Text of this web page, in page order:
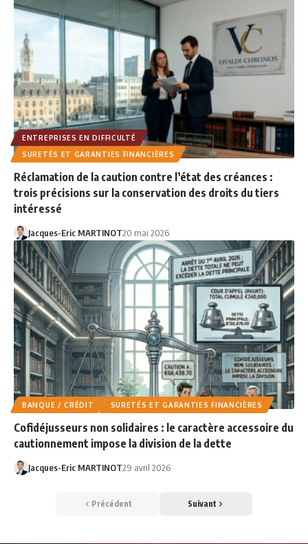
ENTREPRISES EN DIFFICULTÉ
SURETÉS ET GARANTIES FINANCIÈRES
Réclamation de la caution contre l’état des créances :
trois précisions sur la conservation des droits du tiers
intéressé
Jacques-Eric MARTINOT20 mai 2026
BANQUE / CRÉDIT SURETÉS ET GARANTIES FINANCIÈRES
Cofidéjusseurs non solidaires : le caractère accessoire du
cautionnement impose la division de la dette
Jacques-Eric MARTINOT29 avril 2026
Précédent Suivant